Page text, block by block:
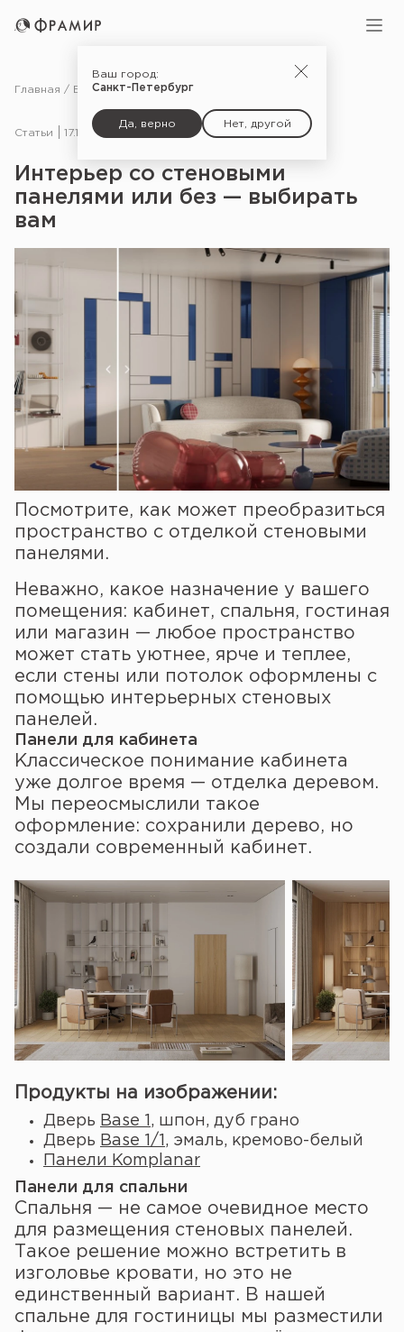
Ваш город:
Санкт-Петербург
Да, верно Нет, другой
Главная Блог Статьи
Статьи 17.10.25
Интерьер со стеновыми
панелями или без — выбирать
вам
Посмотрите, как может преобразиться
пространство с отделкой стеновыми
панелями.
Неважно, какое назначение у вашего
помещения: кабинет, спальня, гостиная
или магазин — любое пространство
может стать уютнее, ярче и теплее,
если стены или потолок оформлены с
помощью интерьерных стеновых
панелей.
Панели для кабинета
Классическое понимание кабинета
уже долгое время — отделка деревом.
Мы переосмыслили такое
оформление: сохранили дерево, но
создали современный кабинет.
Продукты на изображении:
Дверь Base 1 , шпон, дуб грано
Дверь Base 1/1 , эмаль, кремово-белый
Панели Komplanar
Панели для спальни
Спальня — не самое очевидное место
для размещения стеновых панелей.
Такое решение можно встретить в
изголовье кровати, но это не
единственный вариант. В нашей
спальне для гостиницы мы разместили